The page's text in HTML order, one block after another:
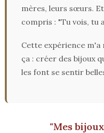
mères, leurs sœurs.
compris : "Tu vois, tu
Cette expérience
ça : créer des bijoux
les font se sentir
"Mes